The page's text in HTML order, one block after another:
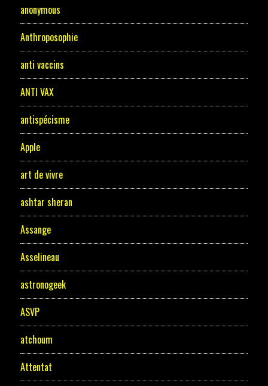
anonymous
Anthroposophie
anti vaccins
ANTI VAX
antispécisme
Apple
art de vivre
ashtar sheran
Assange
Asselineau
astronogeek
ASVP
atchoum
Attentat